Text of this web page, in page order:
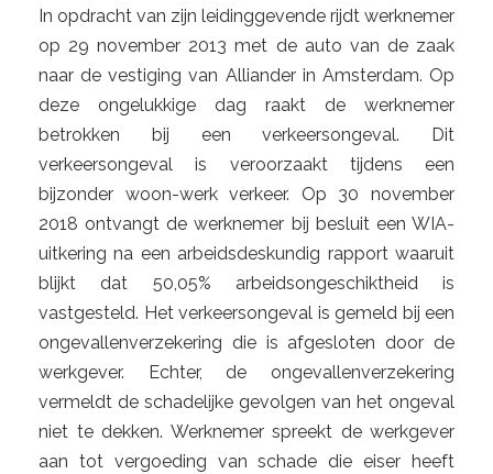
In opdracht van zijn leidinggevende rijdt werknemer
op 29 november 2013 met de auto van de zaak
naar de vestiging van Alliander in Amsterdam. Op
deze ongelukkige dag raakt de werknemer
betrokken bij een verkeersongeval. Dit
verkeersongeval is veroorzaakt tijdens een
bijzonder woon-werk verkeer. Op 30 november
2018 ontvangt de werknemer bij besluit een WIA-
uitkering na een arbeidsdeskundig rapport waaruit
blijkt dat 50,05% arbeidsongeschiktheid is
vastgesteld. Het verkeersongeval is gemeld bij een
ongevallenverzekering die is afgesloten door de
werkgever. Echter, de ongevallenverzekering
vermeldt de schadelijke gevolgen van het ongeval
niet te dekken. Werknemer spreekt de werkgever
aan tot vergoeding van schade die eiser heeft